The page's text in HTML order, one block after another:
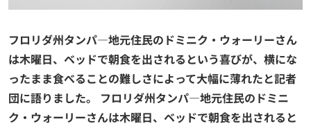
フロリダ州タンパ—地元住民のドミニク・ウォーリーさん
は木曜日、ベッドで朝食を出されるという喜びが、横にな
ったまま食べることの難しさによって大幅に薄れたと記者
団に語りました。
フロリダ州タンパ—地元住民のドミニ
ク・ウォーリーさんは木曜日、ベッドで朝食を出されると